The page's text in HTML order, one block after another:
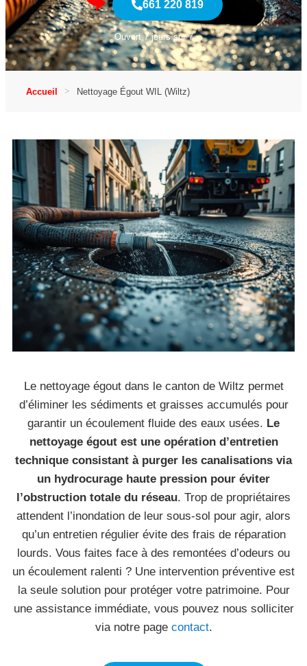
661 220 819
Ouvert 7 jours sur 7
Accueil Nettoyage Égout WIL (Wiltz)
Le nettoyage égout dans le canton de Wiltz permet
d’éliminer les sédiments et graisses accumulés pour
garantir un écoulement fluide des eaux usées. Le
nettoyage égout est une opération d’entretien
technique consistant à purger les canalisations via
un hydrocurage haute pression pour éviter
l’obstruction totale du réseau. Trop de propriétaires
attendent l’inondation de leur sous-sol pour agir, alors
qu’un entretien régulier évite des frais de réparation
lourds. Vous faites face à des remontées d’odeurs ou
un écoulement ralenti ? Une intervention préventive est
la seule solution pour protéger votre patrimoine. Pour
une assistance immédiate, vous pouvez nous solliciter
via notre page contact.